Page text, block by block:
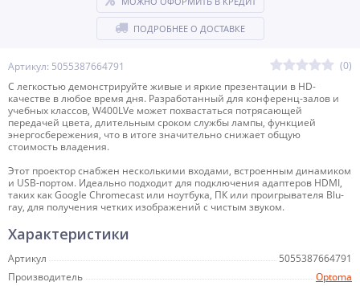
Артикул: 5055387664791
(0)
С легкостью демонстрируйте живые и яркие презентации в HD-
качестве в любое время дня. Разработанный для конференц-залов и
учебных классов, W400LVe может похвастаться потрясающей
передачей цвета, длительным сроком службы лампы, функцией
энергосбережения, что в итоге значительно снижает общую
стоимость владения.
Этот проектор снабжен несколькими входами, встроенным динамиком
и USB-портом. Идеально подходит для подключения адаптеров HDMI,
таких как Google Chromecast или ноутбука, ПК или проигрывателя Blu-
ray, для получения четких изображений с чистым звуком.
ПОДРОБНЕЕ О ДОСТАВКЕ
Характеристики
Артикул
5055387664791
Производитель
Optoma